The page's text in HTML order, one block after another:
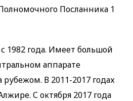
Посланника 1
года. Имеет большой
аппарате
В 2011-2017 годах
С октября 2017 года